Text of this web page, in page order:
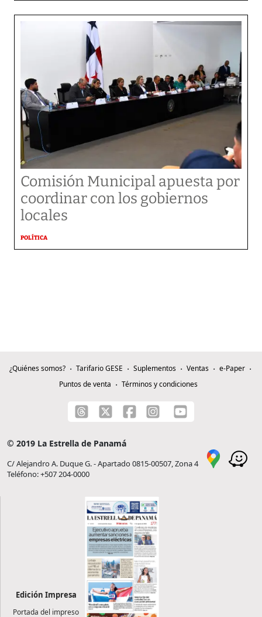
Comisión Municipal apuesta por
coordinar con los gobiernos
locales
POLÍTICA
¿Quiénes somos? Tarifario GESE Suplementos Ventas
e-Paper
Puntos de venta
Términos y condiciones
© 2019 La Estrella de Panamá
C/ Alejandro A. Duque G. - Apartado 0815-00507, Zona 4
Teléfono: +507 204-0000
Edición Impresa
Portada del impreso